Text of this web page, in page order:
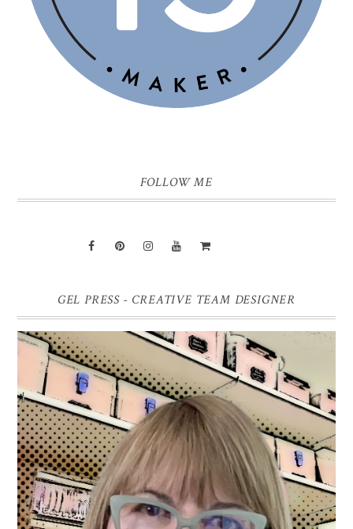
FOLLOW ME
GEL PRESS - CREATIVE TEAM DESIGNER